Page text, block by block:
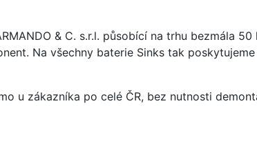
& C. s.r.l. působící na trhu bezmála
Na všechny baterie Sinks tak
u zákazníka po celé ČR, bez nutnosti